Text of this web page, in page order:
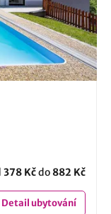
378 Kčdo 882 Kč
Detailubytování